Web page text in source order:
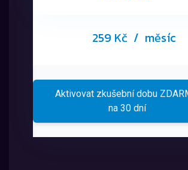
259 Kč / měsíc
Aktivovat zkušební dobu
na 30 dní